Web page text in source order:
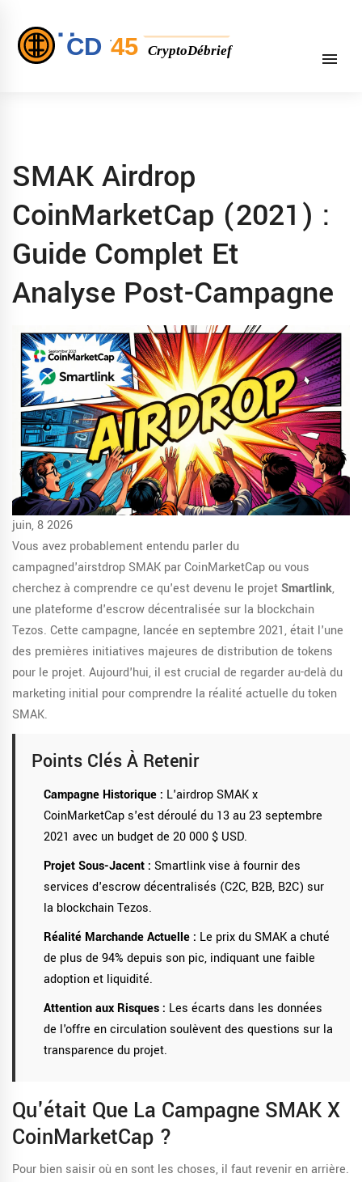
SMAK Airdrop
CoinMarketCap (2021) :
Guide Complet Et
Analyse Post-Campagne
juin, 8 2026
Vous avez probablement entendu parler du
campagned'airstdrop SMAK par CoinMarketCapou vous
cherchez à comprendre ce qu'est devenu le projetSmartlink,
une plateforme d'escrow décentralisée sur la blockchain
Tezos. Cette campagne, lancée en septembre 2021, était l'une
des premières initiatives majeures de distribution de tokens
pour le projet. Aujourd'hui, il est crucial de regarder au-delà du
marketing initial pour comprendre la réalité actuelle du token
SMAK.
Points Clés À Retenir
Campagne Historique : L'airdrop SMAK x
CoinMarketCap s'est déroulé du 13 au 23 septembre
2021 avec un budget de 20 000 $ USD.
Projet Sous-Jacent : Smartlink vise à fournir des
services d'escrow décentralisés (C2C, B2B, B2C) sur
la blockchain Tezos.
Réalité Marchande Actuelle : Le prix du SMAK a chuté
de plus de 94% depuis son pic, indiquant une faible
adoption et liquidité.
Attention aux Risques : Les écarts dans les données
de l'offre en circulation soulèvent des questions sur la
transparence du projet.
Qu'était Que La Campagne SMAK X
CoinMarketCap ?
Pour bien saisir où en sont les choses, il faut revenir en arrière.